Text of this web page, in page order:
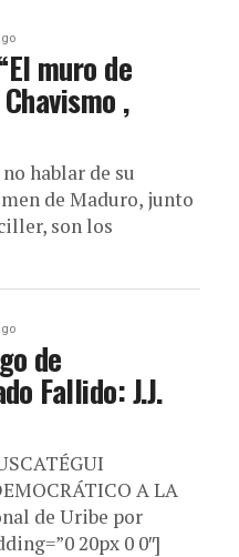
muro de
,
hablar de su
de Maduro, junto
son los
de
Fallido: J.J.
A LA
de Uribe por
20px 0 0″]